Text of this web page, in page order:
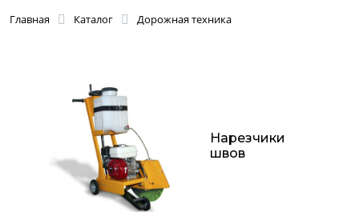
Главная Каталог Дорожная техника
Нарезчики
швов